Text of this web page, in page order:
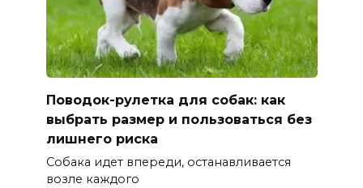
Поводок-рулетка для собак: как
выбрать размер и пользоваться без
лишнего риска
Собака идет впереди, останавливается
возле каждого